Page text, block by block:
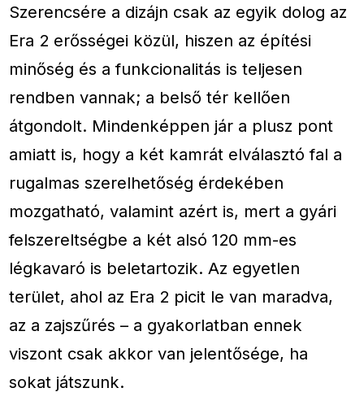
Szerencsére a dizájn csak az egyik dolog az
Era 2 erősségei közül, hiszen az építési
minőség és a funkcionalitás is teljesen
rendben vannak; a belső tér kellően
átgondolt. Mindenképpen jár a plusz pont
amiatt is, hogy a két kamrát elválasztó fal a
rugalmas szerelhetőség érdekében
mozgatható, valamint azért is, mert a gyári
felszereltségbe a két alsó 120 mm-es
légkavaró is beletartozik. Az egyetlen
terület, ahol az Era 2 picit le van maradva,
az a zajszűrés – a gyakorlatban ennek
viszont csak akkor van jelentősége, ha
sokat játszunk.